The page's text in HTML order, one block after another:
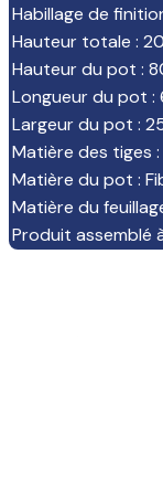
Habillage de
Hauteur totale :
Hauteur du pot :
Longueur du pot :
Largeur du pot :
Matière des tiges :
Matière du pot :
Matière du
Produit assemblé